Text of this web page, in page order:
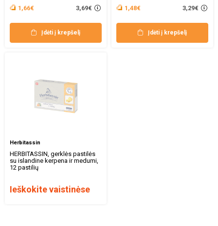
1,66€
3,69€
Įdėti į krepšelį
1,48€ 3,29€
Įdėti į krepšelį
Herbitassin
HERBITASSIN, gerklės pastilės
su islandine kerpena ir medumi,
12 pastilių
Ieškokite vaistinėse